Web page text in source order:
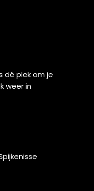
dé plek om je
weer in